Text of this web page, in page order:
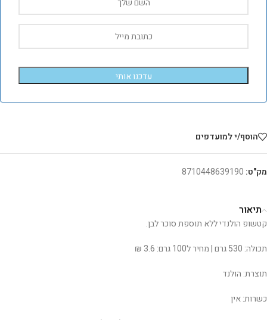
עדכנו אותי
הוסף/י למועדפים
מק"ט: 8710448639190
תיאור
קטשופ הולנדי ללא תוספת סוכר לבן.
תכולה: 530 גרם | מחיר ל100 גרם: 3.6 ₪
תוצרת: הולנד
כשרות: אין